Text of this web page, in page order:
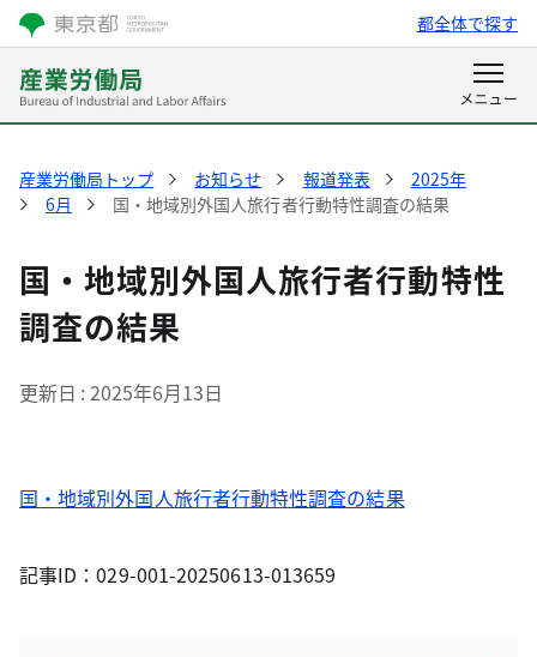
都全体で探す
産業労働局トップ お知らせ 報道発表
2025年
6月
国・地域別外国人旅行者行動特性調査の結果
国・地域別外国人旅行者行動特性
調査の結果
更新日 2025年6月13日
国・地域別外国人旅行者行動特性調査の結果
記事ID：029-001-20250613-013659